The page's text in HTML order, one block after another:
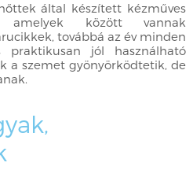
által készített kézműves
amelyek között vannak
továbbá az év minden
praktikusan jól használható
a szemet gyönyörködtetik, de